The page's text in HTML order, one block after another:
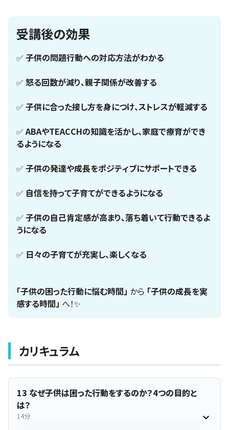
受講後の効果
✅ 子供の問題行動への対応方法がわかる
✅ 怒る回数が減り、親子関係が改善する
✅ 子供に合った接し方を身につけ、ストレスが軽減する
✅ ABAやTEACCHの知識を活かし、家庭で療育ができ
るようになる
✅ 子供の発達や成長をポジティブにサポートできる
✅ 自信を持って子育てができるようになる
✅ 子供の自己肯定感が高まり、落ち着いて行動できるよ
うになる
✅ 日々の子育てが充実し、楽しくなる
「子供の困った行動に悩む時間」 から 「子供の成長を実
感する時間」 へ！✨
カリキュラム
13 なぜ子供は困った行動をするのか？4つの目的と
は？
14分